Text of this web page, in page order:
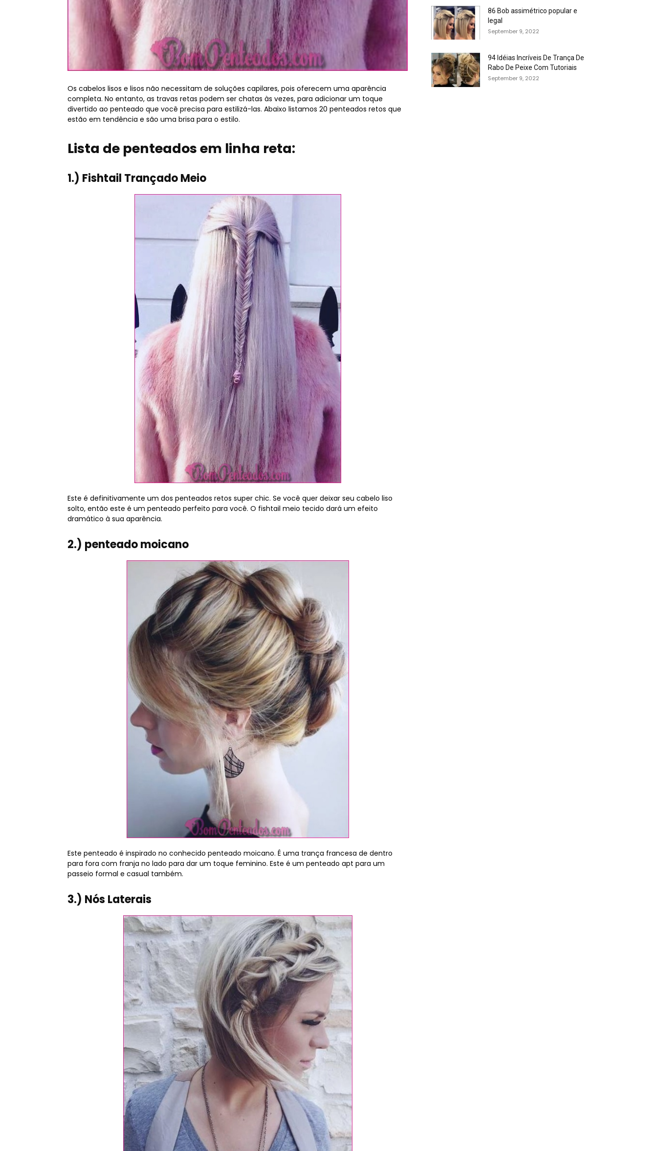
Os cabelos lisos e lisos não necessitam de soluções capilares, pois oferecem uma aparência
completa. No entanto, as travas retas podem ser chatas às vezes, para adicionar um toque
divertido ao penteado que você precisa para estilizá-las. Abaixo listamos 20 penteados retos que
estão em tendência e são uma brisa para o estilo.
Lista de penteados em linha reta:
1.) Fishtail Trançado Meio
Este é definitivamente um dos penteados retos super chic. Se você quer deixar seu cabelo liso
solto, então este é um penteado perfeito para você. O fishtail meio tecido dará um efeito
dramático à sua aparência.
2.) penteado moicano
Este penteado é inspirado no conhecido penteado moicano. É uma trança francesa de dentro
para fora com franja no lado para dar um toque feminino. Este é um penteado apt para um
passeio formal e casual também.
3.) Nós Laterais
86 Bob assimétrico popular e
legal
September 9, 2022
94 Idéias Incríveis De Trança De
Rabo De Peixe Com Tutoriais
September 9, 2022